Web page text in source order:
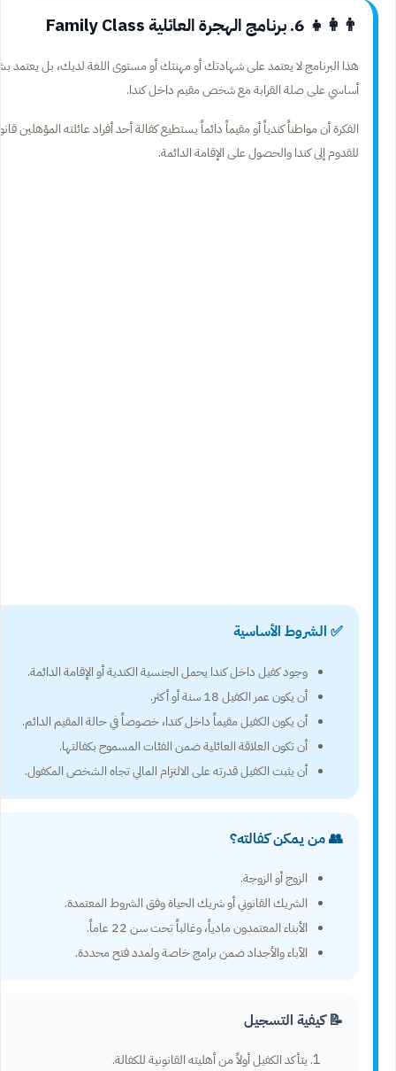
👨‍👩‍👧 6. برنامج الهجرة العائلية Family Class
هذا البرنامج لا يعتمد على شهادتك أو مهنتك أو مستوى اللغة لديك، بل يعتمد
أساسي على صلة القرابة مع شخص مقيم داخل كندا.
الفكرة أن مواطناً كندياً أو مقيماً دائماً يستطيع كفالة أحد أفراد عائلته المؤهلين
للقدوم إلى كندا والحصول على الإقامة الدائمة.
✅ الشروط الأساسية
وجود كفيل داخل كندا يحمل الجنسية الكندية أو الإقامة الدائمة.
أن يكون عمر الكفيل 18 سنة أو أكثر.
أن يكون الكفيل مقيماً داخل كندا، خصوصاً في حالة المقيم الدائم.
أن تكون العلاقة العائلية ضمن الفئات المسموح بكفالتها.
أن يثبت الكفيل قدرته على الالتزام المالي تجاه الشخص المكفول.
👥 من يمكن كفالته؟
الزوج أو الزوجة.
الشريك القانوني أو شريك الحياة وفق الشروط المعتمدة.
الأبناء المعتمدون مادياً، وغالباً تحت سن 22 عاماً.
الآباء والأجداد ضمن برامج خاصة ولمدد فتح محددة.
📝 كيفية التسجيل
يتأكد الكفيل أولاً من أهليته القانونية للكفالة.